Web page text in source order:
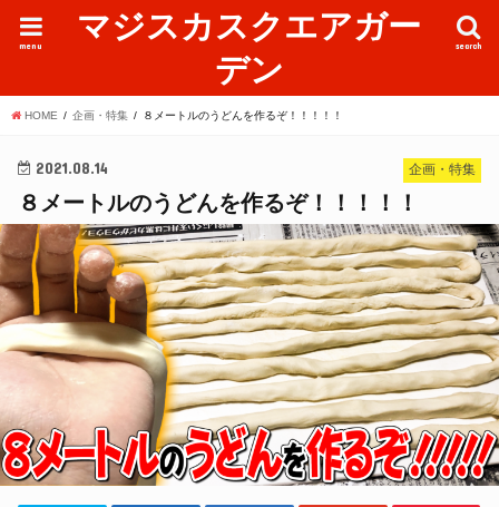
マジスカスクエアガー
デン
search
menu
HOME 企画・特集 ８メートルのうどんを作るぞ！！！！！
企画・特集
2021.08.14
８メートルのうどんを作るぞ！！！！！